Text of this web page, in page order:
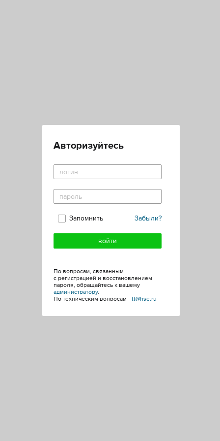
Авторизуйтесь
Забыли?
Запомнить
По вопросам, связанным
с регистрацией и восстановлением
пароля, обращайтесь к вашему
администратору.
По техническим вопросам - tt@hse.ru